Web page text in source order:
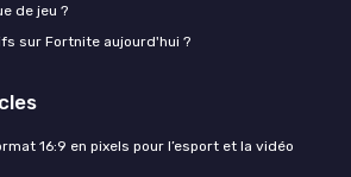
de jeu ?
sur Fortnite aujourd'hui ?
16:9 en pixels pour l’esport et la vidéo